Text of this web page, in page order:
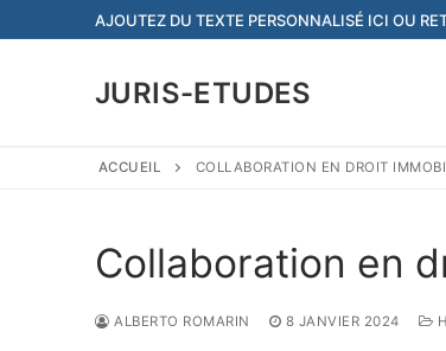
au
AJOUTEZ DU TEXTE PERSONNALISÉ ICI OU
JURIS-ETUDES
ACCUEIL COLLABORATION EN DROIT
Collaboration en
ALBERTO ROMARIN 8 JANVIER 2024